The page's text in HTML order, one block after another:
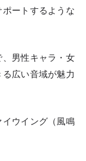
ートするような
男性キャラ・女
広い音域が魅力
ウイング（風鳴